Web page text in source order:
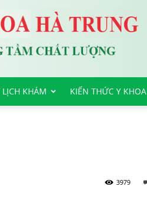
KHÁM KIẾN THỨC Y KHOA
3979